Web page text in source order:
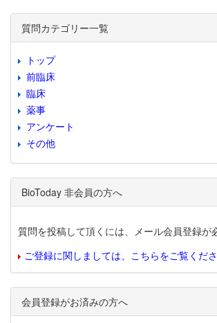
質問カテゴリー一覧
トップ
前臨床
臨床
薬事
アンケート
その他
BioToday 非会員の方へ
質問を投稿して頂くには、メール会員登録が
ご登録に関しましては、こちらをご覧くださ
会員登録がお済みの方へ